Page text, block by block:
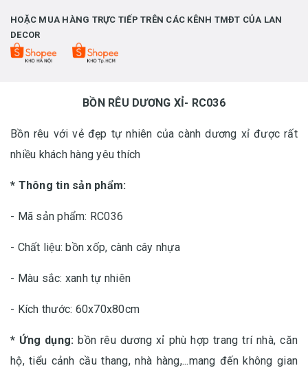
HOẶC MUA HÀNG TRỰC TIẾP TRÊN CÁC KÊNH TMĐT CỦA LAN
DECOR
BỒN RÊU DƯƠNG XỈ- RC036
Bồn rêu với vẻ đẹp tự nhiên của cành dương xỉ được rất
nhiều khách hàng yêu thích
* Thông tin sản phẩm:
- Mã sản phẩm: RC036
- Chất liệu: bồn xốp, cành cây nhựa
- Màu sắc: xanh tự nhiên
- Kích thước: 60x70x80cm
* Ứng dụng:bồn rêu dương xỉ phù hợp trang trí nhà, căn
hộ, tiểu cảnh cầu thang, nhà hàng,...mang đến không gian